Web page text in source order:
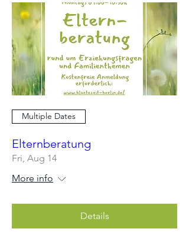
Multiple Dates
Elternberatung
Fri, Aug 14
More info
Details